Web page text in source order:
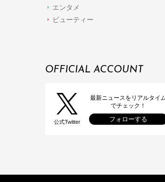
エンタメ
ビューティー
OFFICIAL ACCOUNT
公式Twitter
最新ニュースをリアルタイ
でチェック！
フォローする